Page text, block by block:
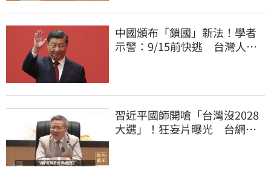
中國頒布「鎖國」新法！學者
示警：9/15前快逃 台灣人也
習近平國師開嗆「台灣沒2028
大選」！狂妄片曝光 台網